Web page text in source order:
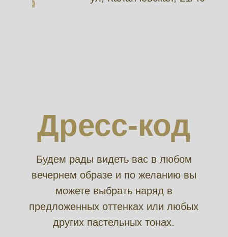
Дресс-код
Будем рады видеть вас в любом
вечернем образе и по желанию вы
можете выбрать наряд в
предложенных оттенках или любых
других пастельных тонах.